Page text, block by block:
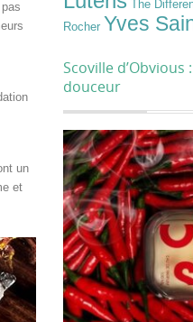
un
et
The
Rocher Yves
Scoville
douceur